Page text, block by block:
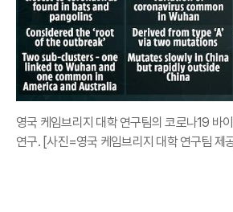
영국 케임브리지 대학 연구팀의 코로나19 바
연구. [사진=영국 케임브리지 대학 연구팀 제